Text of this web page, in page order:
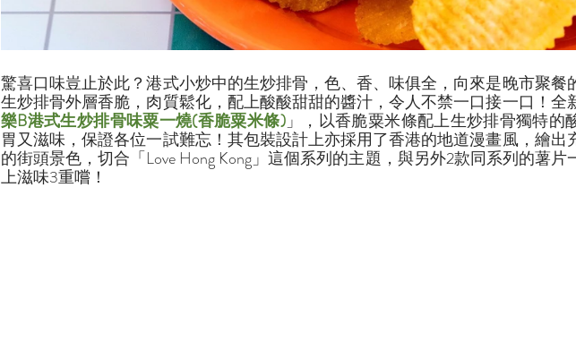
驚喜口味豈止於此？港式小炒中的生炒排骨，色、香、味俱全，向來是晚市聚餐
生炒排骨外層香脆，肉質鬆化，配上酸酸甜甜的醬汁，令人不禁一口接一口！全
樂B港式生炒排骨味粟一燒(香脆粟米條)」，以香脆粟米條配上生炒排骨獨特的
胃又滋味，保證各位一試難忘！其包裝設計上亦採用了香港的地道漫畫風，繪出
的街頭景色，切合「Love Hong Kong」這個系列的主題，與另外2款同系列的薯片
上滋味3重嚐！